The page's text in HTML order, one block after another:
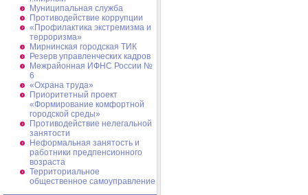
Муниципальная cлужба
Противодействие коррупции
«Профилактика экстремизма и
терроризма»
Мирнинская городская ТИК
Резерв управленческих кадров
Межрайонная ИФНС России №
6
«Охрана труда»
Приоритетный проект
«Формирование комфортной
городской среды»
Противодействие нелегальной
занятости
Неформальная занятость и
работники предпенсионного
возраста
Территориальное
общественное самоуправление